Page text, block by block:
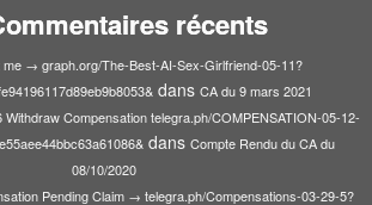
récents
me → graph.org/The-Best-AI-Sex-Girlfriend-05-11?
dans CA du 9 mars 2021
Compensation telegra.ph/COMPENSATION-05-12-
dans Compte Rendu du CA du
08/10/2020
Pending Claim → telegra.ph/Compensations-03-29-5?